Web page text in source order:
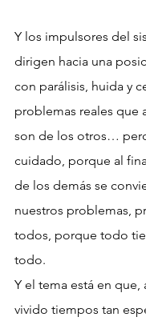
Y los impulsores del
dirigen hacia una
con parálisis, huida y
problemas reales que
son de los otros…
cuidado, porque al
de los demás se
nuestros problemas,
todos, porque todo
todo.
Y el tema está en que,
vivido tiempos tan